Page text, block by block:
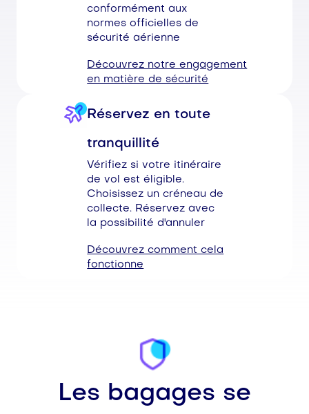
conformément aux
normes officielles de
sécurité aérienne
Découvrez notre engagement
en matière de sécurité
Réservez en toute
tranquillité
Vérifiez si votre itinéraire
de vol est éligible.
Choisissez un créneau de
collecte. Réservez avec
la possibilité d'annuler
Découvrez comment cela
fonctionne
Les bagages se